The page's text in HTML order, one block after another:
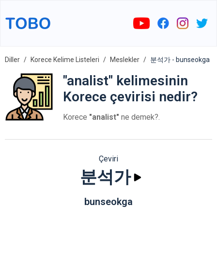
Diller Korece Kelime Listeleri Meslekler 분석가 - bunseokga
"analist" kelimesinin
Korece çevirisi nedir?
Korece "analist" ne demek?.
Çeviri
분석가
bunseokga